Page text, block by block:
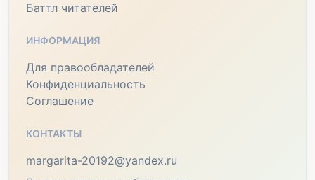
Баттл читателей
ИНФОРМАЦИЯ
Для правообладателей
Конфиденциальность
Соглашение
КОНТАКТЫ
margarita-20192@yandex.ru